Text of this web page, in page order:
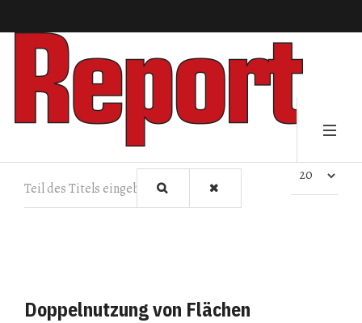
Teil des Titels eingeben Anzeige #
Doppelnutzung von Flächen